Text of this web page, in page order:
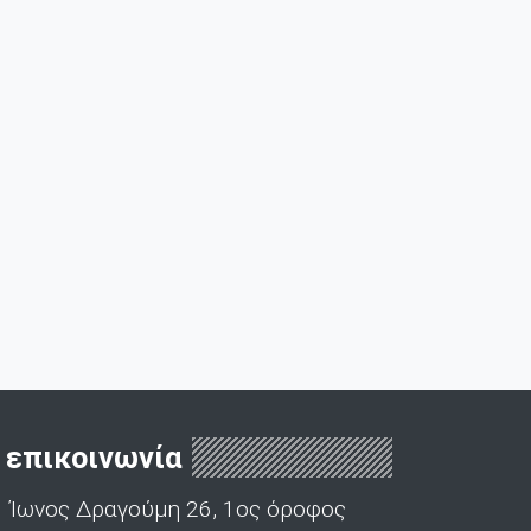
επικοινωνία
Ίωνος Δραγούμη 26, 1ος όροφος